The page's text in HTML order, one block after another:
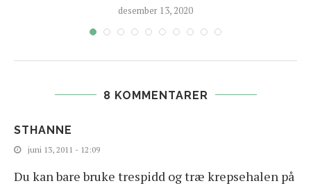
desember 13, 2020
8 KOMMENTARER
STHANNE
juni 13, 2011 - 12:09
Du kan bare bruke trespidd og træ krepsehalen på